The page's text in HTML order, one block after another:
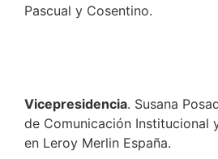
Pascual y Cosentino.
Vicepresidencia. Susana
de Comunicación Institucional
en Leroy Merlin España.